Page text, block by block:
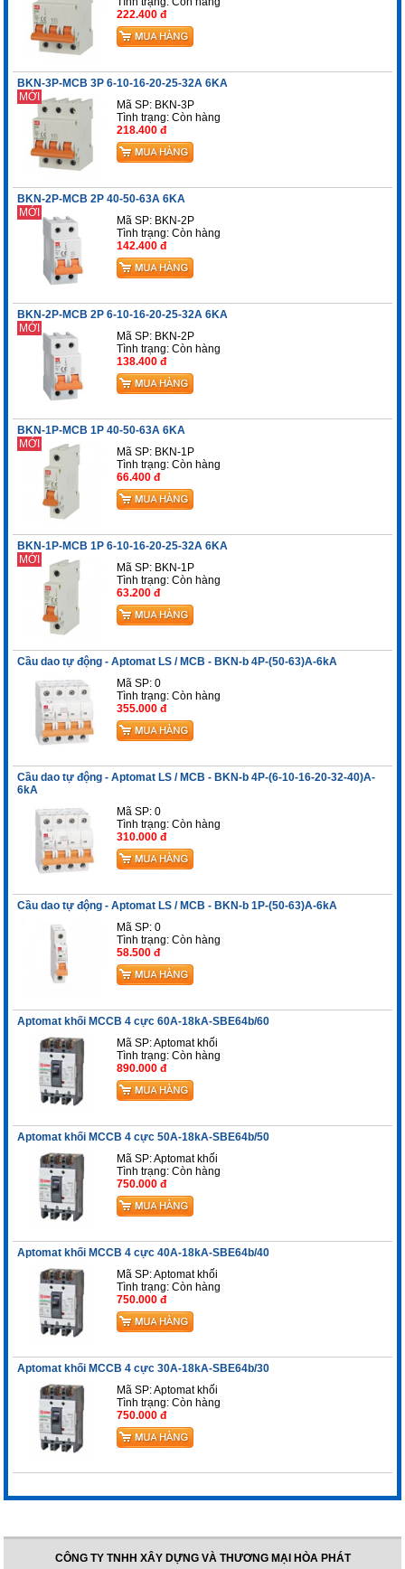
222.400 đ
BKN-3P-MCB 3P 6-10-16-20-25-32A 6KA
MỚI
Mã SP: BKN-3P
Tình trạng:Còn hàng
218.400 đ
BKN-2P-MCB 2P 40-50-63A 6KA
MỚI
Mã SP: BKN-2P
Tình trạng:Còn hàng
142.400 đ
BKN-2P-MCB 2P 6-10-16-20-25-32A 6KA
MỚI
Mã SP: BKN-2P
Tình trạng:Còn hàng
138.400 đ
BKN-1P-MCB 1P 40-50-63A 6KA
MỚI
Mã SP: BKN-1P
Tình trạng:Còn hàng
66.400 đ
BKN-1P-MCB 1P 6-10-16-20-25-32A 6KA
MỚI
Mã SP: BKN-1P
Tình trạng:Còn hàng
63.200 đ
Cầu dao tự động - Aptomat LS / MCB - BKN-b 4P-(50-63)A-6kA
Mã SP: 0
Tình trạng:Còn hàng
355.000 đ
Cầu dao tự động - Aptomat LS / MCB - BKN-b 4P-(6-10-16-20-32-40)A-
6kA
Mã SP: 0
Tình trạng:Còn hàng
310.000 đ
Cầu dao tự động - Aptomat LS / MCB - BKN-b 1P-(50-63)A-6kA
Mã SP: 0
Tình trạng:Còn hàng
58.500 đ
Aptomat khối MCCB 4 cực 60A-18kA-SBE64b/60
Mã SP: Aptomat khối
Tình trạng:Còn hàng
890.000 đ
Aptomat khối MCCB 4 cực 50A-18kA-SBE64b/50
Mã SP: Aptomat khối
Tình trạng:Còn hàng
750.000 đ
Aptomat khối MCCB 4 cực 40A-18kA-SBE64b/40
Mã SP: Aptomat khối
Tình trạng:Còn hàng
750.000 đ
Aptomat khối MCCB 4 cực 30A-18kA-SBE64b/30
Mã SP: Aptomat khối
Tình trạng:Còn hàng
750.000 đ
CÔNG TY TNHH XÂY DỰNG VÀ THƯƠNG MẠI HÒA PHÁT